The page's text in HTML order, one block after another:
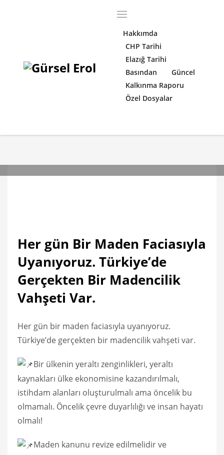
Hakkımda
CHP Tarihi
Elazığ Tarihi
Basından
Güncel
Kalkınma Raporu
Özel Dosyalar
Her gün Bir Maden Faciasıyla
Uyanıyoruz. Türkiye’de
Gerçekten Bir Madencilik
Vahşeti Var.
Her gün bir maden faciasıyla uyanıyoruz.
Türkiye’de gerçekten bir madencilik vahşeti var.
Bir ülkenin yeraltı zenginlikleri, yeraltı
kaynakları ülke ekonomisine kazandırılmalı,
istihdam alanları oluşturulmalı ama öncelik bu
olmamalı. Öncelik çevre duyarlılığı ve insan hayatı
olmalı!
Maden kanunu revize edilmelidir ve